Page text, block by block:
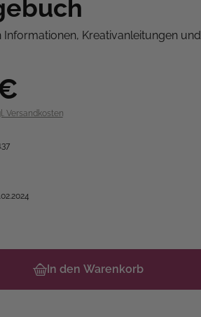
Informationen, Kreativanleitungen und
Versandkosten
In den Warenkorb